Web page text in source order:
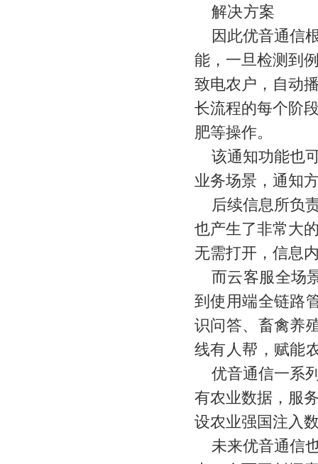
解决方案
因此优音通信
能，一旦检测到
致电农户，自动
长流程的每个阶
肥等操作。
该通知功能也
业务场景，通知
后续信息所负
也产生了非常大
无需打开，信息
而云客服全场
到使用端全链路
识问答、畜禽养
线有人帮，赋能
优音通信一系
有农业数据，服
设农业强国注入
未来优音通信